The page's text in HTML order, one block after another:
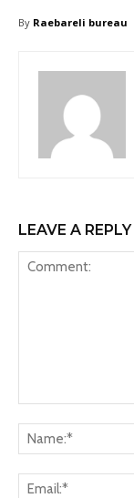
By Raebareli bureau
LEAVE A REPLY